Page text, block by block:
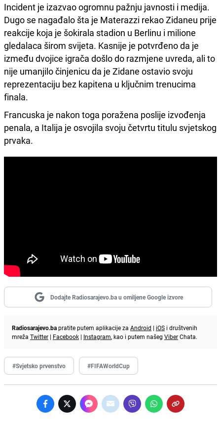
Incident je izazvao ogromnu pažnju javnosti i medija.
Dugo se nagađalo šta je Materazzi rekao Zidaneu prije
reakcije koja je šokirala stadion u Berlinu i milione
gledalaca širom svijeta. Kasnije je potvrđeno da je
između dvojice igrača došlo do razmjene uvreda, ali to
nije umanjilo činjenicu da je Zidane ostavio svoju
reprezentaciju bez kapitena u ključnim trenucima
finala.
Francuska je nakon toga poražena poslije izvođenja
penala, a Italija je osvojila svoju četvrtu titulu svjetskog
prvaka.
Dodajte Radiosarajevo.ba u omiljene Google izvore
Radiosarajevo.bapratite putem aplikacije za Android | iOS i društvenih
mreža Twitter | Facebook | Instagram, kao i putem našeg ViberChata.
#Svjetsko prvenstvo #FIFAWorldCup